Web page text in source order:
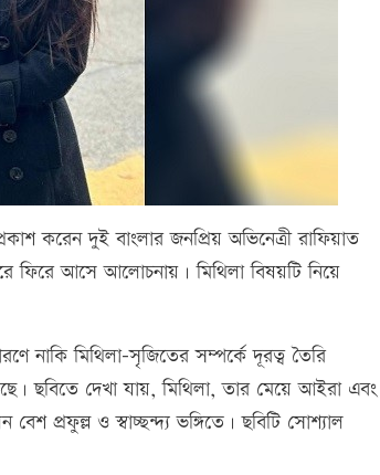
করেন দুই বাংলার জনপ্রিয় অভিনেত্রী রাফিয়াত
ফিরে আসে আলোচনায়। মিথিলা বিষয়টি নিয়ে
নাকি মিথিলা–সৃজিতের সম্পর্কে দূরত্ব তৈরি
ছবিতে দেখা যায়, মিথিলা, তার মেয়ে আইরা এবং
প্রফুল্ল ও স্বাচ্ছন্দ্য ভঙ্গিতে। ছবিটি সোশ্যাল